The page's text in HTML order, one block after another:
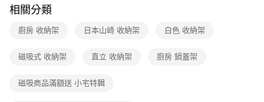
相關分類
廚房 收納架 日本山崎 收納架 白色 收納架
磁吸式 收納架 直立 收納架 廚房 鍋蓋架
磁吸商品滿額送 小宅特輯